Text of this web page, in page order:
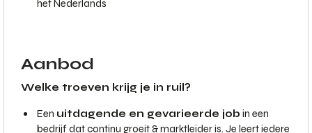
het Nederlands
Aanbod
Welke troeven krijg je in ruil?
Een uitdagende en gevarieerde job in een
bedrijf dat continu groeit & marktleider is. Je leert iedere